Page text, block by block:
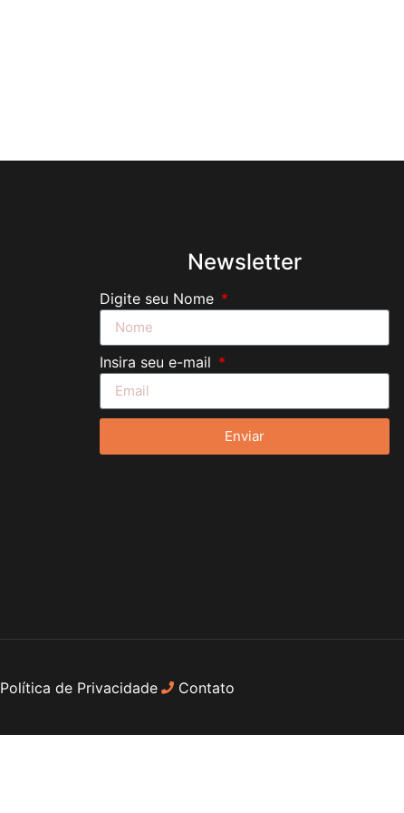
Newsletter
Digite seu Nome
Insira seu e-mail
Enviar
Política de Privacidade Contato